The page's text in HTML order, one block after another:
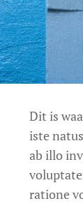
Dit is
iste
ab illo
ratione